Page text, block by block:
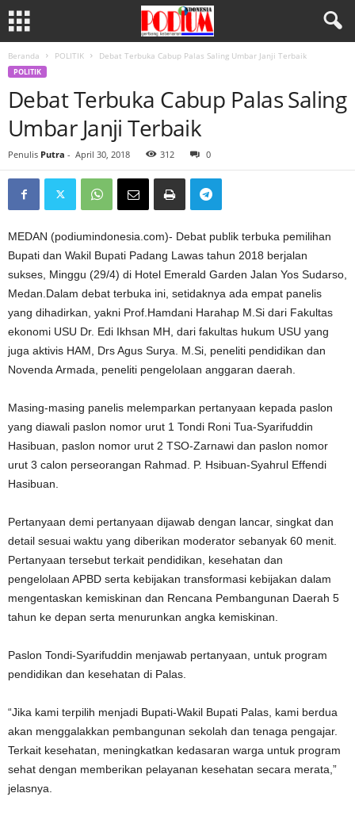
Beranda POLITIK Debat Terbuka Cabup Palas Saling Umbar Janji Terbaik
POLITIK
Debat Terbuka Cabup Palas Saling
Umbar Janji Terbaik
Penulis Putra - April 30, 2018 312 0
MEDAN (podiumindonesia.com)- Debat publik terbuka pemilihan
Bupati dan Wakil Bupati Padang Lawas tahun 2018 berjalan
sukses, Minggu (29/4) di Hotel Emerald Garden Jalan Yos Sudarso,
Medan.Dalam debat terbuka ini, setidaknya ada empat panelis
yang dihadirkan, yakni Prof.Hamdani Harahap M.Si dari Fakultas
ekonomi USU Dr. Edi Ikhsan MH, dari fakultas hukum USU yang
juga aktivis HAM, Drs Agus Surya. M.Si, peneliti pendidikan dan
Novenda Armada, peneliti pengelolaan anggaran daerah.
Masing-masing panelis melemparkan pertanyaan kepada paslon
yang diawali paslon nomor urut 1 Tondi Roni Tua-Syarifuddin
Hasibuan, paslon nomor urut 2 TSO-Zarnawi dan paslon nomor
urut 3 calon perseorangan Rahmad. P. Hsibuan-Syahrul Effendi
Hasibuan.
Pertanyaan demi pertanyaan dijawab dengan lancar, singkat dan
detail sesuai waktu yang diberikan moderator sebanyak 60 menit.
Pertanyaan tersebut terkait pendidikan, kesehatan dan
pengelolaan APBD serta kebijakan transformasi kebijakan dalam
mengentaskan kemiskinan dan Rencana Pembangunan Daerah 5
tahun ke depan serta menurunkan angka kemiskinan.
Paslon Tondi-Syarifuddin menjawab pertanyaan, untuk program
pendidikan dan kesehatan di Palas.
“Jika kami terpilih menjadi Bupati-Wakil Bupati Palas, kami berdua
akan menggalakkan pembangunan sekolah dan tenaga pengajar.
Terkait kesehatan, meningkatkan kedasaran warga untuk program
sehat dengan memberikan pelayanan kesehatan secara merata,”
jelasnya.